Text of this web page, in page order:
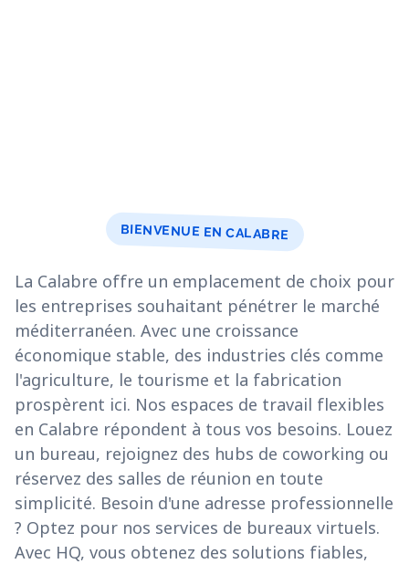
BIENVENUE EN CALABRE
La Calabre offre un emplacement de choix pour
les entreprises souhaitant pénétrer le marché
méditerranéen. Avec une croissance
économique stable, des industries clés comme
l'agriculture, le tourisme et la fabrication
prospèrent ici. Nos espaces de travail flexibles
en Calabre répondent à tous vos besoins. Louez
un bureau, rejoignez des hubs de coworking ou
réservez des salles de réunion en toute
simplicité. Besoin d'une adresse professionnelle
? Optez pour nos services de bureaux virtuels.
Avec HQ, vous obtenez des solutions fiables,